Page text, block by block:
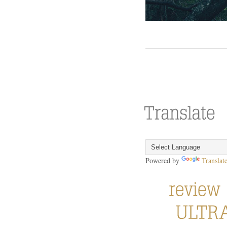
Powered by Translate